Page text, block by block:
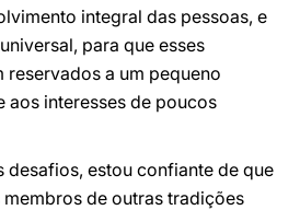
integral das pessoas, e
para que esses
reservados a um pequeno
aos interesses de poucos
desafios, estou confiante de que
de outras tradições